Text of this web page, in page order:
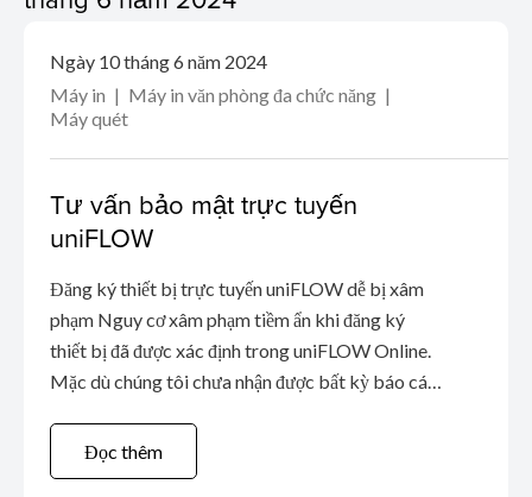
Ngày 10 tháng 6 năm 2024
Máy in
Máy in văn phòng đa chức năng
Máy quét
Tư vấn bảo mật trực tuyến
uniFLOW
Đăng ký thiết bị trực tuyến uniFLOW dễ bị xâm
phạm Nguy cơ xâm phạm tiềm ẩn khi đăng ký
thiết bị đã được xác định trong uniFLOW Online.
Mặc dù chúng tôi chưa nhận được bất kỳ báo cáo
đọc liên kết tư vấn bảo mật. Chi tiết về lỗ hổng,
giảm thiểu và khắc phục ...
Đọc thêm